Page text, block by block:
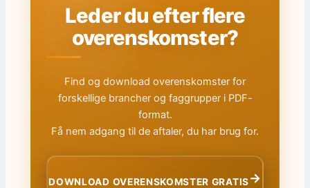
Leder du efter flere
overenskomster?
Find og download overenskomster for
forskellige brancher og faggrupper i PDF-
format.
Få nem adgang til de aftaler, du har brug for.
DOWNLOAD OVERENSKOMSTER GRATIS→